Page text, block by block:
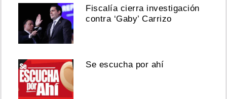
Fiscalía cierra investigación
contra ‘Gaby’ Carrizo
Se escucha por ahí